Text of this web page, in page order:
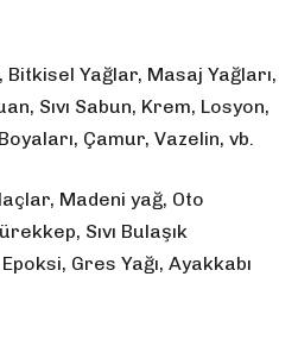
Bitkisel Yağlar, Masaj Yağları,
Sıvı Sabun, Krem, Losyon,
Çamur, Vazelin, vb.
Madeni yağ, Oto
Sıvı Bulaşık
Gres Yağı, Ayakkabı